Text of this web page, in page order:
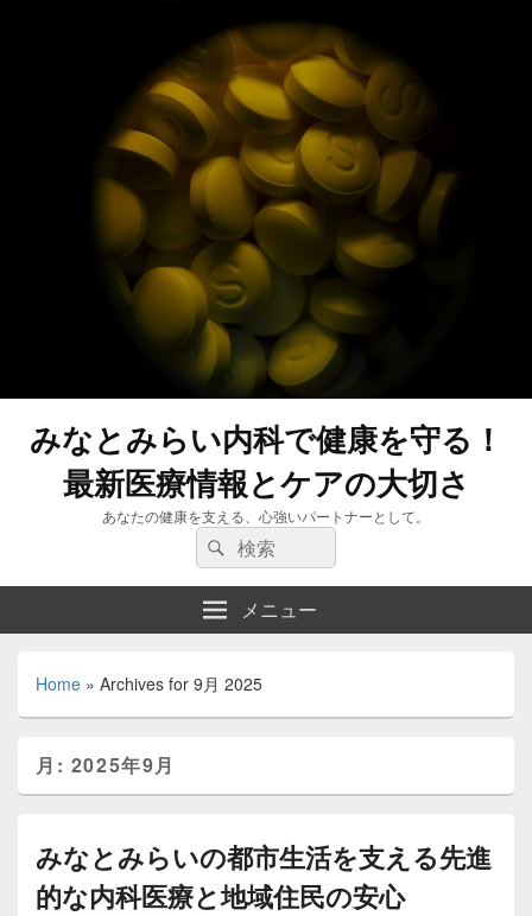
みなとみらい内科で健康を守る！
最新医療情報とケアの大切さ
あなたの健康を支える、心強いパートナーとして。
検
索:
検
索
メニュー
Home » Archives for 9月 2025
月: 2025年9月
みなとみらいの都市生活を支える先進
的な内科医療と地域住民の安心